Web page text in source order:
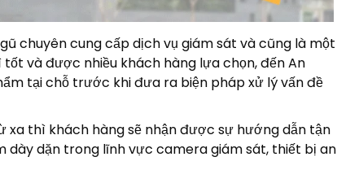
chuyên cung cấp dịch vụ giám sát và cũng là một
và được nhiều khách hàng lựa chọn, đến An
tại chỗ trước khi đưa ra biện pháp xử lý vấn đề
xa thì khách hàng sẽ nhận được sự hướng dẫn tận
dày dặn trong lĩnh vực camera giám sát, thiết bị an